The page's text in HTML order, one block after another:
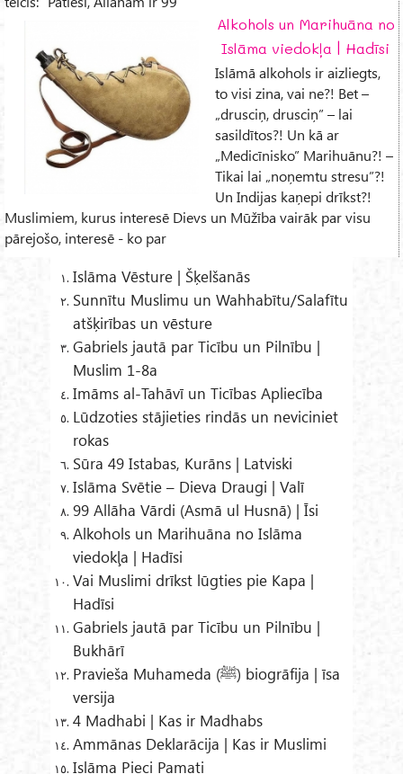
Alkohols un Marihuāna no
Islāma viedokļa | Hadīsi
Islāmā alkohols ir aizliegts,
to visi zina, vai ne?! Bet –
„drusciņ, drusciņ” – lai
sasildītos?! Un kā ar
„Medicīnisko” Marihuānu?! –
Tikai lai „noņemtu stresu”?!
Un Indijas kaņepi drīkst?!
Muslimiem, kurus interesē Dievs un Mūžība vairāk par visu
pārejošo, interesē - ko par
Islāma Vēsture | Šķelšanās
Sunnītu Muslimu un Wahhabītu/Salafītu
atšķirības un vēsture
Gabriels jautā par Ticību un Pilnību |
Muslim 1-8a
Imāms al-Tahāvī un Ticības Apliecība
Lūdzoties stājieties rindās un neviciniet
rokas
Sūra 49 Istabas, Kurāns | Latviski
Islāma Svētie – Dieva Draugi | Valī
99 Allāha Vārdi (Asmā ul Husnā) | Īsi
Alkohols un Marihuāna no Islāma
viedokļa | Hadīsi
Vai Muslimi drīkst lūgties pie Kapa |
Hadīsi
Gabriels jautā par Ticību un Pilnību |
Bukhārī
Pravieša Muhameda (ﷺ) biogrāfija | īsa
versija
4 Madhabi | Kas ir Madhabs
Ammānas Deklarācija | Kas ir Muslimi
Islāma Pieci Pamati